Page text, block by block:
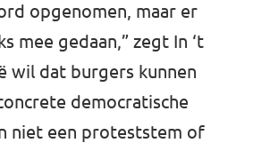
opgenomen, maar er
mee gedaan,” zegt In ‘t
wil dat burgers kunnen
democratische
niet een proteststem of